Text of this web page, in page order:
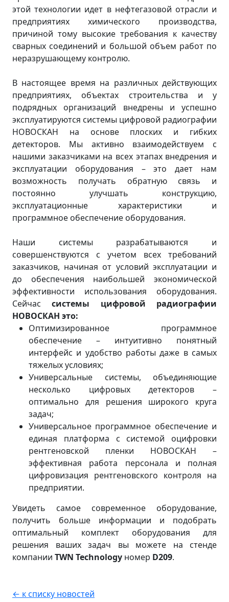
этой технологии идет в нефтегазовой отрасли и
предприятиях химического производства,
причиной тому высокие требования к качеству
сварных соединений и большой объем работ по
неразрушающему контролю.
В настоящее время на различных действующих
предприятиях, объектах строительства и у
подрядных организаций внедрены и успешно
эксплуатируются системы цифровой радиографии
НОВОСКАН на основе плоских и гибких
детекторов. Мы активно взаимодействуем с
нашими заказчиками на всех этапах внедрения и
эксплуатации оборудования – это дает нам
возможность получать обратную связь и
постоянно улучшать конструкцию,
эксплуатационные характеристики и
программное обеспечение оборудования.
Наши системы разрабатываются и
совершенствуются с учетом всех требований
заказчиков, начиная от условий эксплуатации и
до обеспечения наибольшей экономической
эффективности использования оборудования.
Сейчассистемы цифровой радиографии
НОВОСКАН это:
Оптимизированное программное
обеспечение – интуитивно понятный
интерфейс и удобство работы даже в самых
тяжелых условиях;
Универсальные системы, объединяющие
несколько цифровых детекторов –
оптимально для решения широкого круга
задач;
Универсальное программное обеспечение и
единая платформа с системой оцифровки
рентгеновской пленки НОВОСКАН –
эффективная работа персонала и полная
цифровизация рентгеновского контроля на
предприятии.
Увидеть самое современное оборудование,
получить больше информации и подобрать
оптимальный комплект оборудования для
решения ваших задач вы можете на стенде
компании TWN Technology номер D209.
← к списку новостей